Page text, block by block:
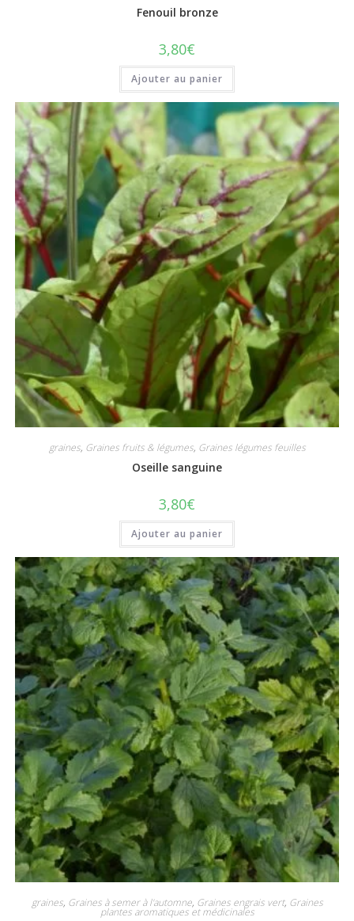
Fenouil bronze
3,80€
Ajouter au panier
graines, Graines fruits & légumes, Graines légumes feuilles
Oseille sanguine
3,80€
Ajouter au panier
graines, Graines à semer à l'automne, Graines engrais vert, Graines
plantes aromatiques et médicinales